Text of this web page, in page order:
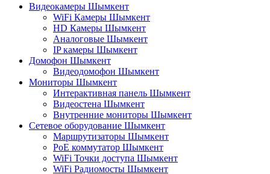
Видеокамеры Шымкент
WiFi Камеры Шымкент
HD Камеры Шымкент
Аналоговые Шымкент
IP камеры Шымкент
Домофон Шымкент
Видеодомофон Шымкент
Мониторы Шымкент
Интерактивная панель Шымкент
Видеостена Шымкент
Внутренние мониторы Шымкент
Сетевое оборудование Шымкент
Маршрутизаторы Шымкент
PoE коммутатор Шымкент
WiFi Точки доступа Шымкент
WiFi Радиомосты Шымкент